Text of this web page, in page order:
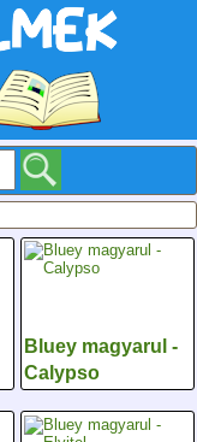
Bluey magyarul -
Calypso